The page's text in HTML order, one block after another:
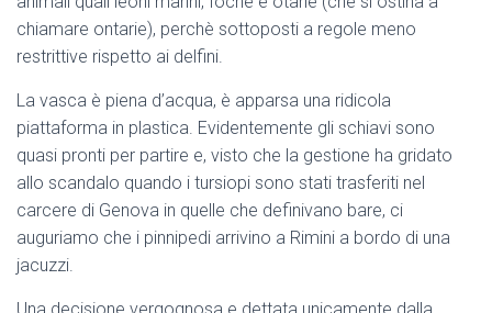
chiamare ontarie), perchè sottoposti a regole meno
restrittive rispetto ai delfini.
La vasca è piena d’acqua, è apparsa una ridicola
piattaforma in plastica. Evidentemente gli schiavi sono
quasi pronti per partire e, visto che la gestione ha gridato
allo scandalo quando i tursiopi sono stati trasferiti nel
carcere di Genova in quelle che definivano bare, ci
auguriamo che i pinnipedi arrivino a Rimini a bordo di una
jacuzzi.